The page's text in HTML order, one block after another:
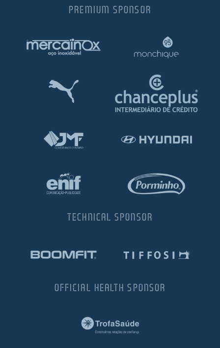
PREMIUM SPONSOR
TECHNICAL SPONSOR
OFFICIAL HEALTH SPONSOR